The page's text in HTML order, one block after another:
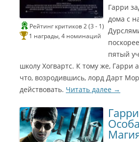
и
н
е
о
м
э
р
2
0
Рейтинг критиков 2 (3 - 1)
1 награды, 4 номинаций
Гарри
дома с
пятый
школу Хогвартс. К тому же, Гарри
что, возродившись, лорд Дарт
действовать. Читать далее →